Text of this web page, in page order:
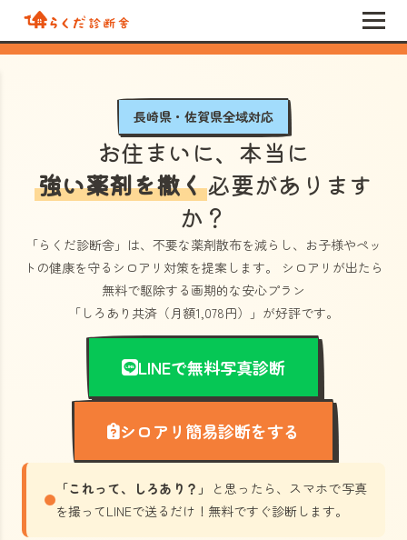
長崎県・佐賀県全域対応
お住まいに、本当に
強い薬剤を撒く必要があります
か？
「らくだ診断舎」 は、不要な薬剤散布を減らし、お子様やペッ
トの健康を守るシロアリ対策を提案します。 シロアリが出たら
無料で駆除する画期的な安心プラン
「しろあり共済（月額1,078円）」 が好評です。
LINEで無料写真診断
シロアリ簡易診断をする
「これって、しろあり？」
と思ったら、スマホで写真
を撮ってLINEで送るだけ！無料ですぐ診断します。